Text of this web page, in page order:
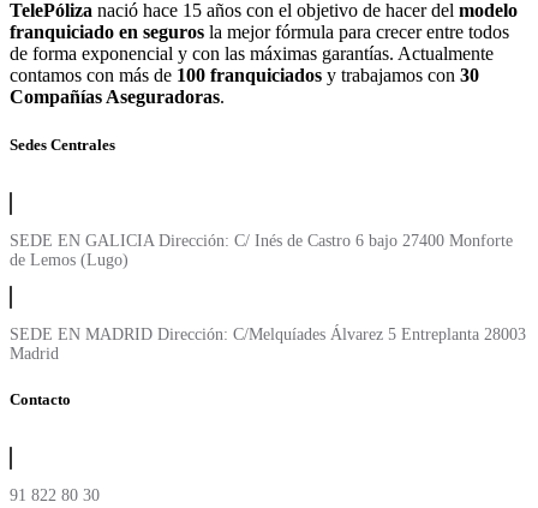
TelePóliza nació hace 15 años con el objetivo de hacer del modelo
franquiciado en seguros la mejor fórmula para crecer entre todos
de forma exponencial y con las máximas garantías. Actualmente
contamos con más de 100 franquiciados y trabajamos con 30
Compañías Aseguradoras.
Sedes Centrales
SEDE EN GALICIA Dirección: C/ Inés de Castro 6 bajo 27400 Monforte
de Lemos (Lugo)
SEDE EN MADRID Dirección: C/Melquíades Álvarez 5 Entreplanta 28003
Madrid
Contacto
91 822 80 30